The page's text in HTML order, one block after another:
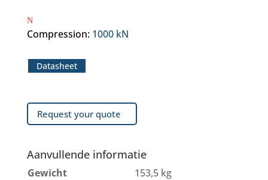
Compression: 1000 kN
Datasheet
Request your quote
Aanvullende informatie
Gewicht
153,5 kg